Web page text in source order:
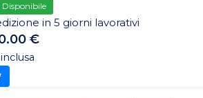
Disponibile
in 5 giorni lavorativi
€